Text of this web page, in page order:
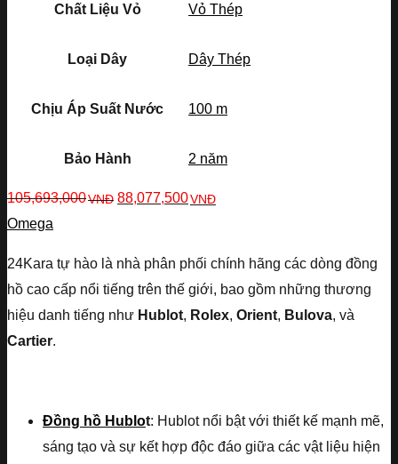
Chất Liệu Vỏ Vỏ Thép
Loại Dây Dây Thép
Chịu Áp Suất Nước 100 m
Bảo Hành 2 năm
105,693,000VNĐ 88,077,500VNĐ
Omega
24Kara tự hào là nhà phân phối chính hãng các dòng đồng
hồ cao cấp nổi tiếng trên thế giới, bao gồm những thương
hiệu danh tiếng như Hublot, Rolex, Orient, Bulova, và
Cartier.
Đồng hồ Hublot: Hublot nổi bật với thiết kế mạnh mẽ,
sáng tạo và sự kết hợp độc đáo giữa các vật liệu hiện